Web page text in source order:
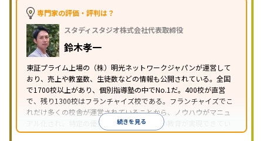
特徴
中高一貫校生に対応
の振替可能
を利用オンライン対応1科目から受講可能
習のみの受講可
り
※2023年3月調査。小学校高学年の個別指導塾アンケート調査方法を参
専門家の評価・評判は？
スタディスタジオ株式会社代表取締役
鈴木孝一
東証プライム上場の（株）明光ネットワークジャパンが運営して
おり、売上や教室数、生徒数などの情報も公開されている。全国
で1700校以上があり、個別指導塾の中でNo.1だ。400校が直営
で、残り1300校はフランチャイズ校である。フランチャイズでこ
れだけ多くの校舎が運営されていることから、ノウハウがマニュ
アル化され、特定の優秀な人材に依存しない教育が実現できてい
ることが推測される。
続きを見る